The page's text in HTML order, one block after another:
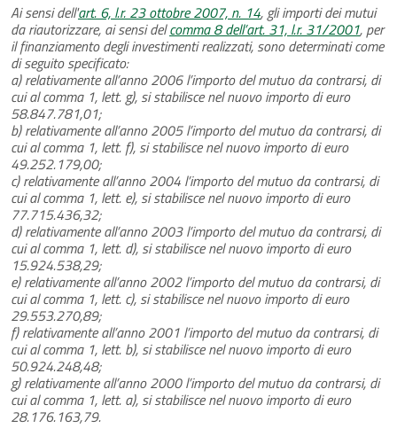
Ai sensi dell'art. 6, l.r. 23 ottobre 2007, n. 14, gli importi dei mutui
da riautorizzare, ai sensi delcomma 8 dell’art. 31, l.r. 31/2001, per
il finanziamento degli investimenti realizzati, sono determinati come
di seguito specificato:
a) relativamente all’anno 2006 l’importo del mutuo da contrarsi, di
cui al comma 1, lett. g), si stabilisce nel nuovo importo di euro
58.847.781,01;
b) relativamente all’anno 2005 l’importo del mutuo da contrarsi, di
cui al comma 1, lett. f), si stabilisce nel nuovo importo di euro
49.252.179,00;
c) relativamente all’anno 2004 l’importo del mutuo da contrarsi, di
cui al comma 1, lett. e), si stabilisce nel nuovo importo di euro
77.715.436,32;
d) relativamente all’anno 2003 l’importo del mutuo da contrarsi, di
cui al comma 1, lett. d), si stabilisce nel nuovo importo di euro
15.924.538,29;
e) relativamente all’anno 2002 l’importo del mutuo da contrarsi, di
cui al comma 1, lett. c), si stabilisce nel nuovo importo di euro
29.553.270,89;
f) relativamente all’anno 2001 l’importo del mutuo da contrarsi, di
cui al comma 1, lett. b), si stabilisce nel nuovo importo di euro
50.924.248,48;
g) relativamente all’anno 2000 l’importo del mutuo da contrarsi, di
cui al comma 1, lett. a), si stabilisce nel nuovo importo di euro
28.176.163,79.